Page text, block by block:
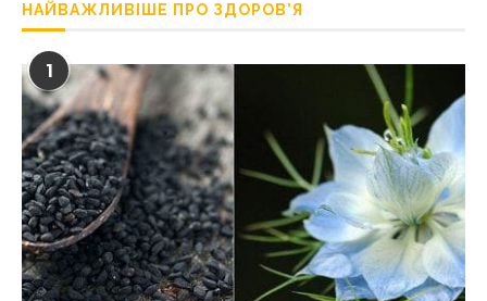
НАЙВАЖЛИВІШЕ ПРО ЗДОРОВ’Я
1